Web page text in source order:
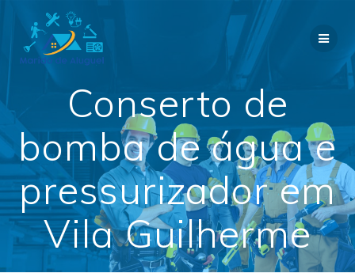
Conserto de
bomba de água e
pressurizador em
Vila Guilherme